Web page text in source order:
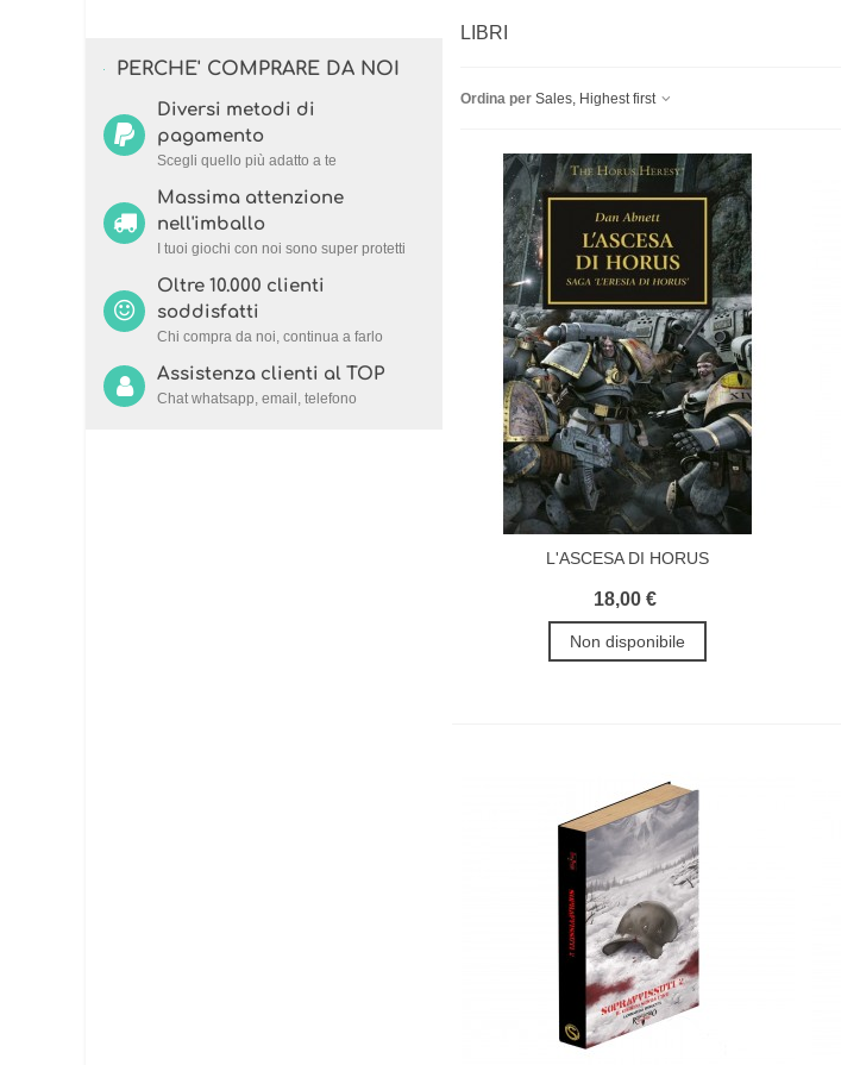
PERCHE' COMPRARE DA NOI
Diversi metodi di
pagamento
Scegli quello più adatto a te
Massima attenzione
nell'imballo
I tuoi giochi con noi sono super protetti
Oltre 10.000 clienti
soddisfatti
Chi compra da noi, continua a farlo
Assistenza clienti al TOP
Chat whatsapp, email, telefono
LIBRI
Ordina per Sales, Highest first
L'ASCESA DI HORUS
18,00 €
Non disponibile